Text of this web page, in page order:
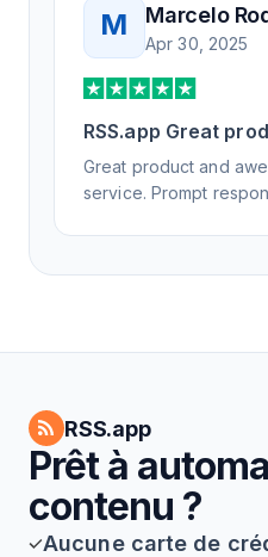
M Marcelo
Apr 30, 2025
RSS.app Great
Great product and
service. Prompt
RSS.app
Prêt à
contenu ?
Aucune carte de